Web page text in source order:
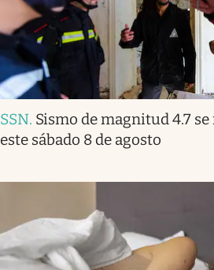
SSN. Sismo de magnitud 4.7
este sábado 8 de agosto